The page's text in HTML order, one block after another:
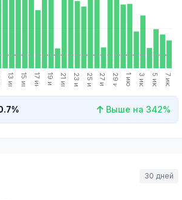
13 июн. 15 июн. 17 июн. 19 июн. 21 июн. 23 июн. 25 июн. 27 июн. 29 июн. 1 июл. 3 июл. 5 июл. 7 июл.
Выше на 342%
30 дней